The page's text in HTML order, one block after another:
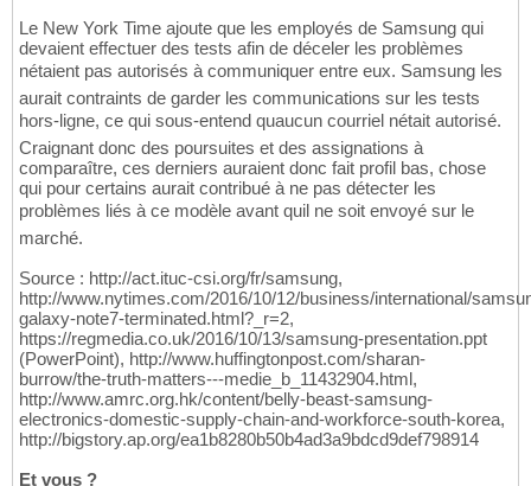
Le New York Time ajoute que les employés de Samsung qui
devaient effectuer des tests afin de déceler les problèmes
nétaient pas autorisés à communiquer entre eux. Samsung les
aurait contraints de garder les communications sur les tests
hors-ligne, ce qui sous-entend quaucun courriel nétait autorisé.
Craignant donc des poursuites et des assignations à
comparaître, ces derniers auraient donc fait profil bas, chose
qui pour certains aurait contribué à ne pas détecter les
problèmes liés à ce modèle avant quil ne soit envoyé sur le
marché.
Source : http://act.ituc-csi.org/fr/samsung,
http://www.nytimes.com/2016/10/12/business/international/
galaxy-note7-terminated.html?_r=2,
https://regmedia.co.uk/2016/10/13/samsung-presentation.ppt
(PowerPoint), http://www.huffingtonpost.com/sharan-
burrow/the-truth-matters---medie_b_11432904.html,
http://www.amrc.org.hk/content/belly-beast-samsung-
electronics-domestic-supply-chain-and-workforce-south-korea,
http://bigstory.ap.org/ea1b8280b50b4ad3a9bdcd9def798914
Et vous ?